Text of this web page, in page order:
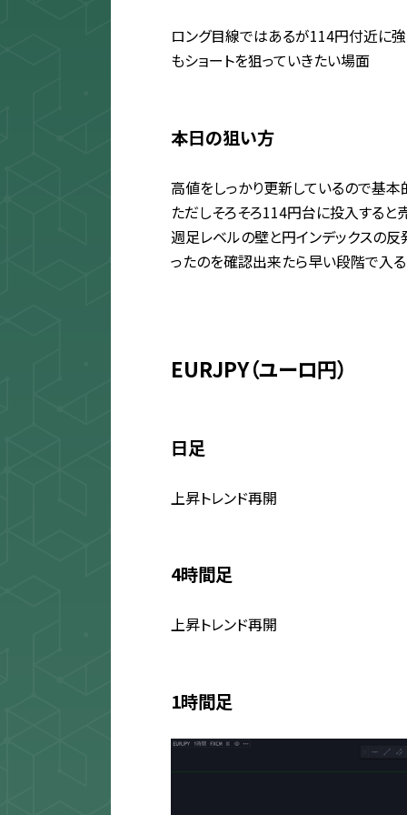
ロング目線ではあるが114円付近に
もショートを狙っていきたい場面
本日の狙い方
高値をしっかり更新しているので基本
ただしそろそろ114円台に投入すると
週足レベルの壁と円インデックスの反
ったのを確認出来たら早い段階で入
EURJPY（ユーロ円）
日足
上昇トレンド再開
4時間足
上昇トレンド再開
1時間足